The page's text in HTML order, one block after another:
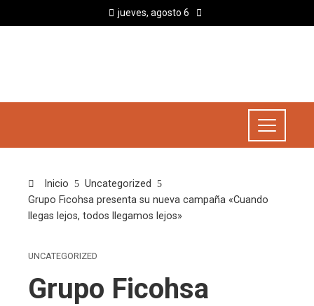
jueves, agosto 6
Inicio
Uncategorized
Grupo Ficohsa presenta su nueva campaña «Cuando
llegas lejos, todos llegamos lejos»
UNCATEGORIZED
Grupo Ficohsa